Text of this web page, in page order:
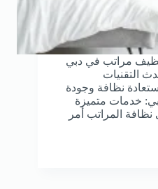
مراتب في دبي
التقنيات
نظافة وجودة
خدمات متميزة
المراتب أمر